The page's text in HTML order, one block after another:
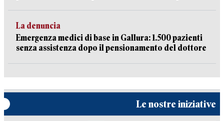
La denuncia
Emergenza medici di base in Gallura: 1.500 pazienti
senza assistenza dopo il pensionamento del dottore
Le nostre iniziative